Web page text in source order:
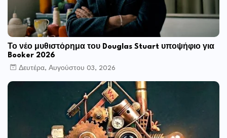
Το νέο μυθιστόρημα του Douglas Stuart υποψήφιο για
Booker 2026
Δευτέρα, Αυγούστου 03, 2026